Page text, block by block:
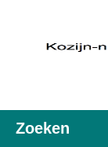
Zoeken